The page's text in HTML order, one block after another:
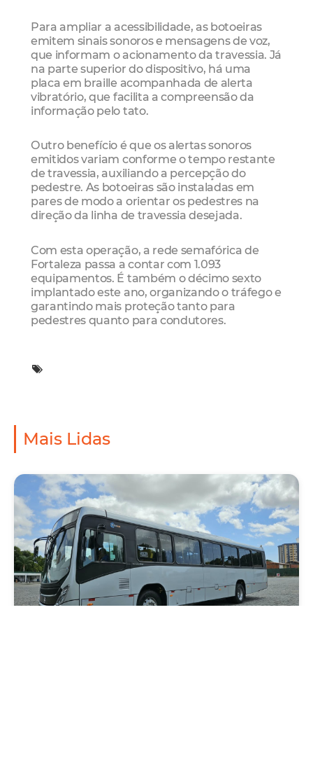
Para ampliar a acessibilidade, as botoeiras
emitem sinais sonoros e mensagens de voz,
que informam o acionamento da travessia. Já
na parte superior do dispositivo, há uma
placa em braille acompanhada de alerta
vibratório, que facilita a compreensão da
informação pelo tato.
Outro benefício é que os alertas sonoros
emitidos variam conforme o tempo restante
de travessia, auxiliando a percepção do
pedestre. As botoeiras são instaladas em
pares de modo a orientar os pedestres na
direção da linha de travessia desejada.
Com esta operação, a rede semafórica de
Fortaleza passa a contar com 1.093
equipamentos. É também o décimo sexto
implantado este ano, organizando o tráfego e
garantindo mais proteção tanto para
pedestres quanto para condutores.
Mais Lidas